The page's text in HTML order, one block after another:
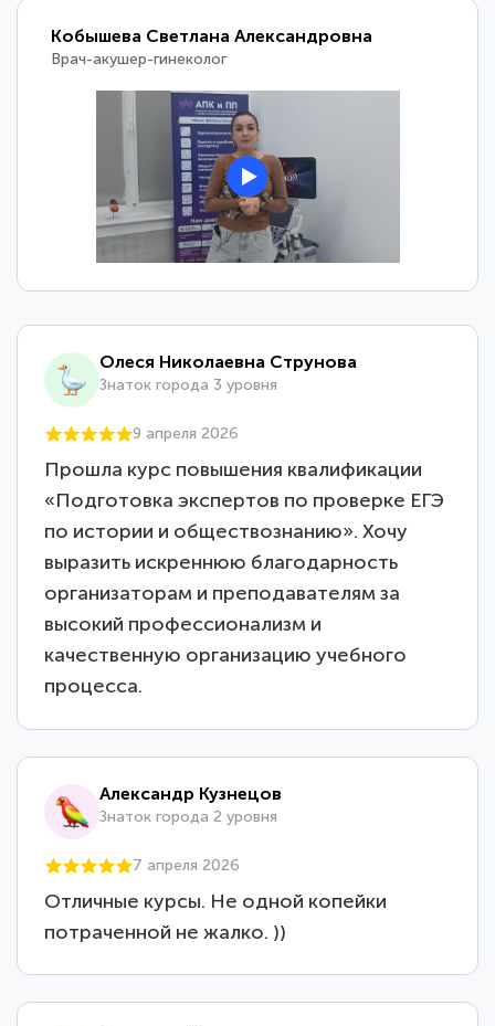
Кобышева Светлана Александровна
Врач-акушер-гинеколог
Олеся Николаевна Струнова
Знаток города 3 уровня
9 апреля 2026
Прошла курс повышения квалификации
«Подготовка экспертов по проверке ЕГЭ
по истории и обществознанию». Хочу
выразить искреннюю благодарность
организаторам и преподавателям за
высокий профессионализм и
качественную организацию учебного
процесса.
Александр Кузнецов
Знаток города 2 уровня
7 апреля 2026
Отличные курсы. Не одной копейки
потраченной не жалко. ))